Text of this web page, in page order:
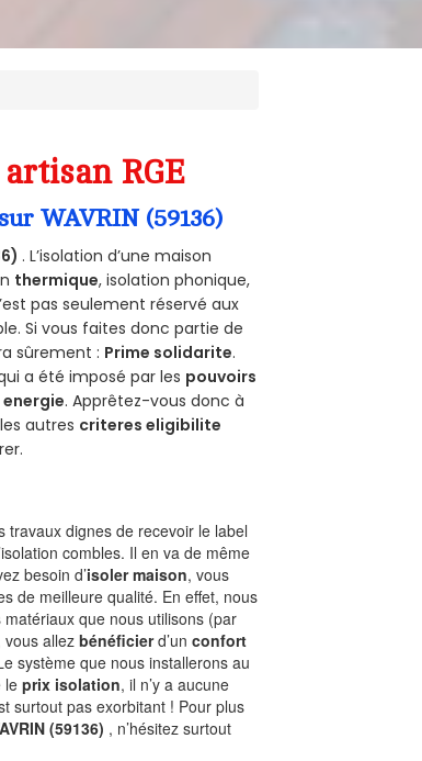
RGE
WAVRIN (59136)
. L’isolation d’une maison
thermique, isolation phonique,
pas seulement réservé aux
Si vous faites donc partie de
sûrement : Prime solidarite.
a été imposé par les pouvoirs
. Apprêtez-vous donc à
autres criteres eligibilite
travaux dignes de recevoir le label
combles. Il en va de même
besoin d’isoler maison, vous
de meilleure qualité. En effet, nous
matériaux que nous utilisons (par
vous allezbénéficierd’unconfort
système que nous installerons au
leprix isolation, il n’y a aucune
surtout pas exorbitant ! Pour plus
(59136) , n’hésitez surtout